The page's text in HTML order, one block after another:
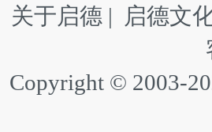
关于启德 | 启德文
Copyright © 2003-